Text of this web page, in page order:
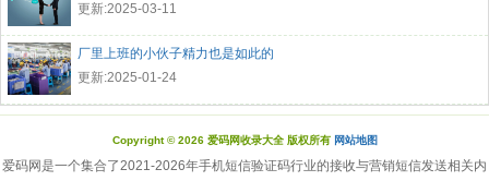
更新:2025-03-11
厂里上班的小伙子精力也是如此的
更新:2025-01-24
Copyright © 2026 爱码网收录大全 版权所有 网站地图
爱码网是一个集合了2021-2026年手机短信验证码行业的接收与营销短信发送相关内